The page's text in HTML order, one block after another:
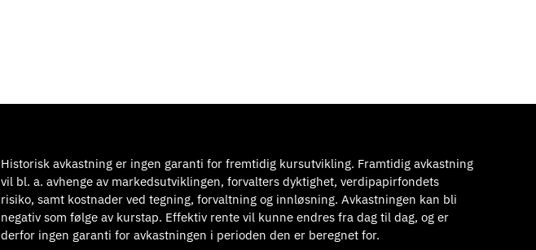
Historisk avkastning er ingen garanti for fremtidig kursutvikling. Framtidig avkastning
vil bl. a. avhenge av markedsutviklingen, forvalters dyktighet, verdipapirfondets
risiko, samt kostnader ved tegning, forvaltning og innløsning. Avkastningen kan bli
negativ som følge av kurstap. Effektiv rente vil kunne endres fra dag til dag, og er
derfor ingen garanti for avkastningen i perioden den er beregnet for.